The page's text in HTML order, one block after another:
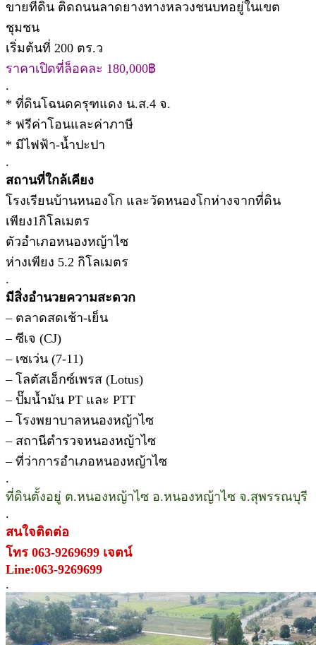
ขายที่ดิน ติดถนนลาดยางทางหลวงชนบทอยู่ในเขต
ชุมชน
เริ่มต้นที่ 200 ตร.ว
ราคาเปิดที่ล็อคละ 180,000฿
.
* ที่ดินโฉนดครุฑแดง น.ส.4 จ.
* ฟรีค่าโอนและค่าภาษี
* มีไฟฟ้า-น้ำปะปา
.
สถานที่ใกล้เคียง
โรงเรียนบ้านหนองโก และวัดหนองโกห่างจากที่ดิน
เพียง1กิโลเมตร
ตัวอำเภอหนองหญ้าไซ
ห่างเพียง 5.2 กิโลเมตร
.
มีสิ่งอำนวยความสะดวก
– ตลาดสดเช้า-เย็น
– ซีเจ (CJ)
– เซเว่น (7-11)
– โลตัสเอ็กซ์เพรส (Lotus)
– ปั๊มน้ำมัน PT และ PTT
– โรงพยาบาลหนองหญ้าไซ
– สถานีตำรวจหนองหญ้าไซ
– ที่ว่าการอำเภอหนองหญ้าไซ
.
ที่ดินตั้งอยู่ ต.หนองหญ้าไซ อ.หนองหญ้าไซ จ.สุพรรณบุรี
.
สนใจติดต่อ
โทร 063-9269699 เจตน์
Line:063-9269699
.